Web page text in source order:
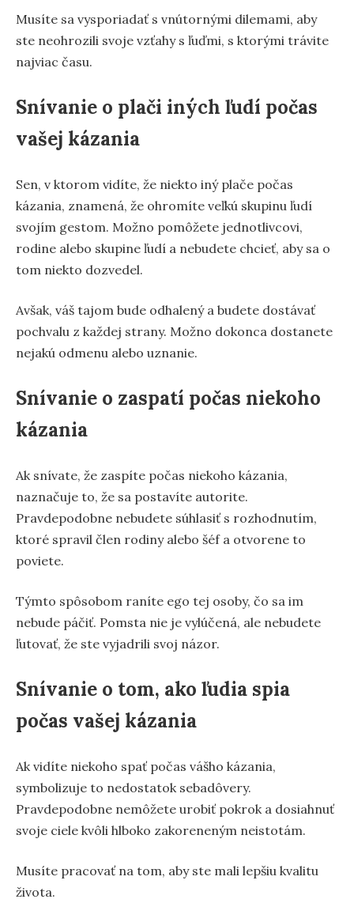
Musíte sa vysporiadať s vnútornými dilemami, aby
ste neohrozili svoje vzťahy s ľuďmi, s ktorými trávite
najviac času.
Snívanie o plači iných ľudí počas
vašej kázania
Sen, v ktorom vidíte, že niekto iný plače počas
kázania, znamená, že ohromíte veľkú skupinu ľudí
svojím gestom. Možno pomôžete jednotlivcovi,
rodine alebo skupine ľudí a nebudete chcieť, aby sa o
tom niekto dozvedel.
Avšak, váš tajom bude odhalený a budete dostávať
pochvalu z každej strany. Možno dokonca dostanete
nejakú odmenu alebo uznanie.
Snívanie o zaspatí počas niekoho
kázania
Ak snívate, že zaspíte počas niekoho kázania,
naznačuje to, že sa postavíte autorite.
Pravdepodobne nebudete súhlasiť s rozhodnutím,
ktoré spravil člen rodiny alebo šéf a otvorene to
poviete.
Týmto spôsobom raníte ego tej osoby, čo sa im
nebude páčiť. Pomsta nie je vylúčená, ale nebudete
ľutovať, že ste vyjadrili svoj názor.
Snívanie o tom, ako ľudia spia
počas vašej kázania
Ak vidíte niekoho spať počas vášho kázania,
symbolizuje to nedostatok sebadôvery.
Pravdepodobne nemôžete urobiť pokrok a dosiahnuť
svoje ciele kvôli hlboko zakoreneným neistotám.
Musíte pracovať na tom, aby ste mali lepšiu kvalitu
života.